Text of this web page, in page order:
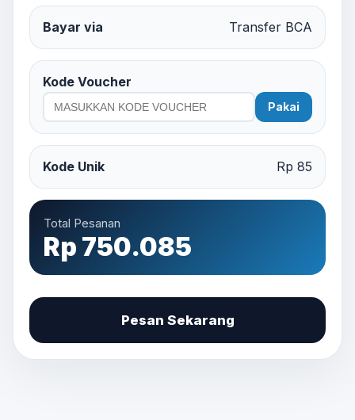
Bayar via Transfer BCA
Kode Voucher
Pakai
Kode Unik Rp 85
Total Pesanan
Rp 750.085
Pesan Sekarang